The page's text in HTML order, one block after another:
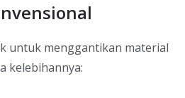
untuk menggantikan material
kelebihannya: